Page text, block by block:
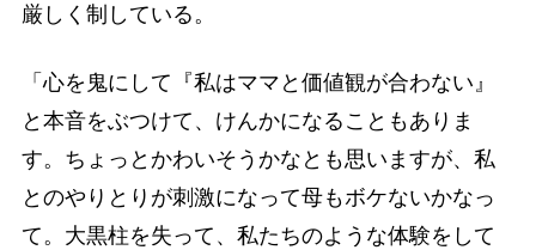
厳しく制している。
「心を鬼にして『私はママと価値観が合わない』
と本音をぶつけて、けんかになることもありま
す。ちょっとかわいそうかなとも思いますが、私
とのやりとりが刺激になって母もボケないかなっ
て。大黒柱を失って、私たちのような体験をして